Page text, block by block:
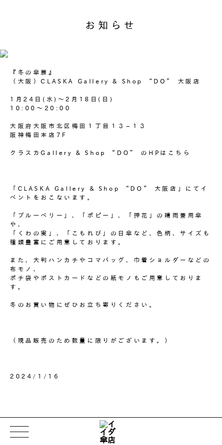
お知らせ
『冬の傘展』
（大阪）CLASKA Gallery & Shop “DO” 大阪店
1月24日(水)～2月18日(日)
10:00〜20:00
大阪府大阪市北区梅田１丁目１３−１３
阪神梅田本店7F
クラスカGallery & Shop “DO” のHPは こちら
「CLASKA Gallery & Shop “DO” 大阪店」にてイ
ベントをおこないます。
「ブルーベリー」、「ポピー」、「押花」の晴雨兼用傘
や、
「くわの実」、「こもれび」の日傘など、色柄、サイズも
種類豊富にご用意しております。
また、大判ハンカチやコマバッグ、巾着ショルダーなどの
布モノ、
ポチ袋やポストカードなどの紙モノもご用意しておりま
す。
冬のお買い物にぜひお立ち寄りください。
（現品販売のため数量に限りがございます。）
2024/1/16